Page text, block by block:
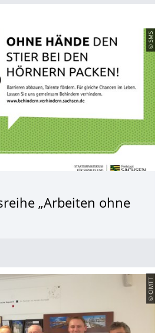
© SMS
„Arbeiten ohne
© CIMTT